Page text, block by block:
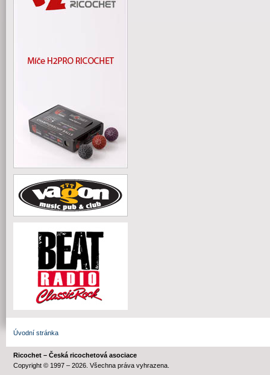
Úvodní stránka
Ricochet – Česká ricochetová asociace
Copyright © 1997 – 2026. Všechna práva vyhrazena.